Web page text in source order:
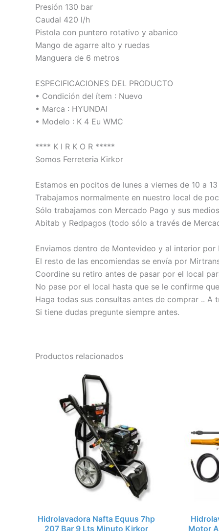
Presión 130 bar
Caudal 420 l/h
Pistola con puntero rotativo y abanico
Mango de agarre alto y ruedas
Manguera de 6 metros
ESPECIFICACIONES DEL PRODUCTO
• Condición del ítem : Nuevo
• Marca : HYUNDAI
• Modelo : K 4 Eu WMC
**** K I R K O R *****
Somos Ferreteria Kirkor
Estamos en pocitos de lunes a viernes de 10 a
Trabajamos normalmente en nuestro local de
Sólo trabajamos con Mercado Pago y sus
Abitab y Redpagos (todo sólo a través de
Enviamos dentro de Montevideo y al interior
El resto de las encomiendas se envía por
Coordine su retiro antes de pasar por el local
No pase por el local hasta que se le confirme
Haga todas sus consultas antes de comprar .. A
Si tiene dudas pregunte siempre antes.
Productos relacionados
Hidrolavadora Nafta Equus 7hp
207 Bar 9 Lts Minuto Kirkor
Motor